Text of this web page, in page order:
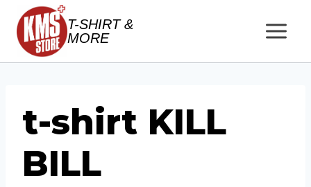
Salta
contenuto
T-SHIRT &
MORE
t-shirt KILL
BILL